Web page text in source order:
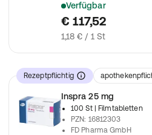
Verfügbar
verschreibungspflichtiges
€ 117,52
1,18 € / 1 St
Rezeptpflichtig
Inspra 25 mg
100 St
| Filmtabletten
PZN: 16812303
FD Pharma GmbH